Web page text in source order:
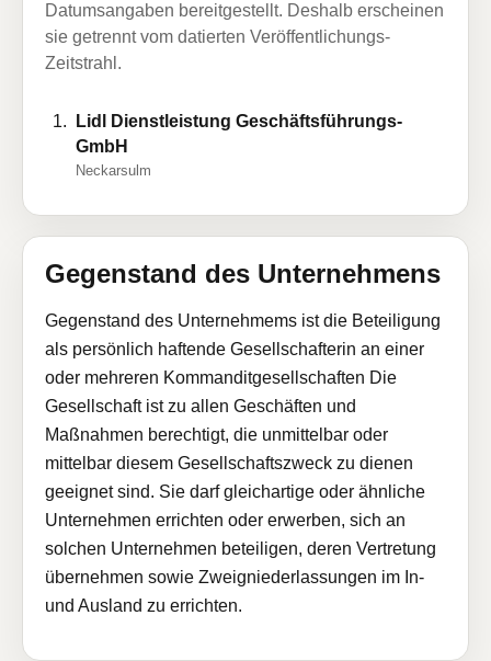
Datumsangaben bereitgestellt. Deshalb erscheinen
sie getrennt vom datierten Veröffentlichungs-
Zeitstrahl.
Lidl Dienstleistung Geschäftsführungs-
GmbH
Neckarsulm
Gegenstand des Unternehmens
Gegenstand des Unternehmems ist die Beteiligung
als persönlich haftende Gesellschafterin an einer
oder mehreren Kommanditgesellschaften Die
Gesellschaft ist zu allen Geschäften und
Maßnahmen berechtigt, die unmittelbar oder
mittelbar diesem Gesellschaftszweck zu dienen
geeignet sind. Sie darf gleichartige oder ähnliche
Unternehmen errichten oder erwerben, sich an
solchen Unternehmen beteiligen, deren Vertretung
übernehmen sowie Zweigniederlassungen im In-
und Ausland zu errichten.